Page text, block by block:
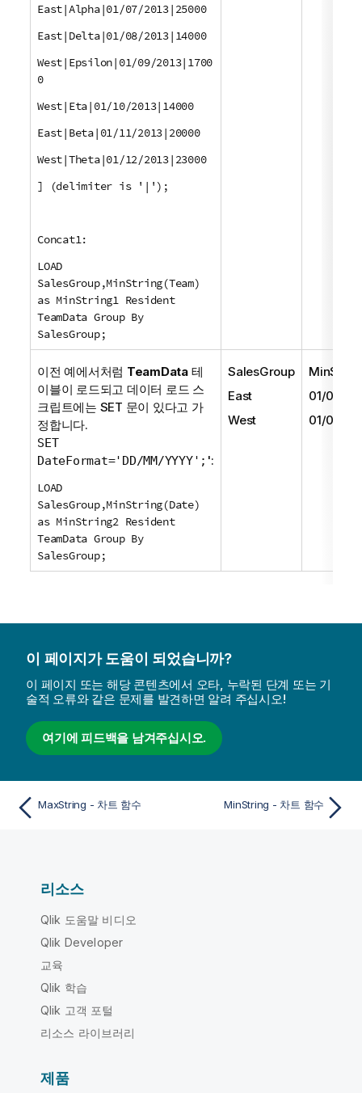
East|Alpha|01/07/2013|25000
East|Delta|01/08/2013|14000
West|Epsilon|01/09/2013|1700
0
West|Eta|01/10/2013|14000
East|Beta|01/11/2013|20000
West|Theta|01/12/2013|23000
] (delimiter is '|');
Concat1:
LOAD
SalesGroup,MinString(Team)
as MinString1 Resident
TeamData Group By
SalesGroup;
이전 예에서처럼 TeamData테
이블이 로드되고 데이터 로드 스
크립트에는 SET 문이 있다고 가
정합니다.
SET
DateFormat='DD/MM/YYYY'; ':
LOAD
SalesGroup,MinString(Date)
as MinString2 Resident
TeamData Group By
SalesGroup;
SalesGroup
East
West
01/05/
01/06/
이 페이지가 도움이 되었습니까?
이 페이지 또는 해당 콘텐츠에서 오타, 누락된 단계 또는 기
술적 오류와 같은 문제를 발견하면 알려 주십시오!
여기에 피드백을 남겨주십시오.
MaxString - 차트 함수 MinString - 차트 함수
리소스
Qlik 도움말 비디오
Qlik Developer
교육
Qlik 학습
Qlik 고객 포털
리소스 라이브러리
제품